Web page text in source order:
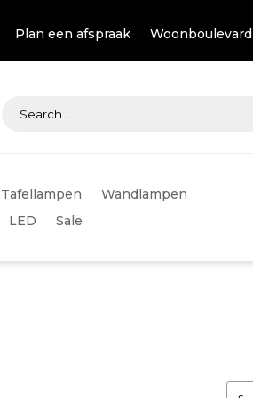
Plan een afspraak Woonboulevard
Tafellampen
Wandlampen
LED Sale